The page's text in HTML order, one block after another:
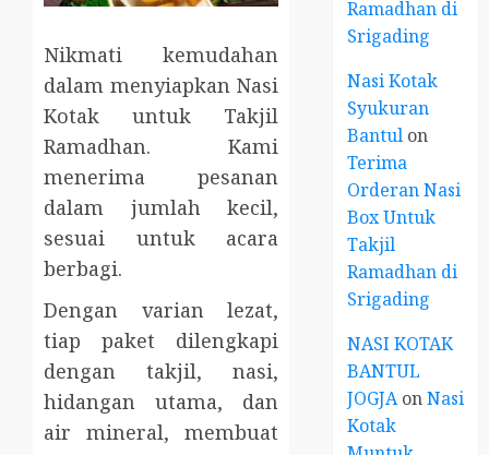
Nikmati kemudahan
dalam menyiapkan Nasi
Kotak untuk Takjil
Ramadhan. Kami
menerima pesanan
dalam jumlah kecil,
sesuai untuk acara
berbagi.
Dengan varian lezat,
tiap paket dilengkapi
dengan takjil, nasi,
hidangan utama, dan
air mineral, membuat
Ramadhan di
Srigading
Nasi Kotak
Syukuran
Bantul on
Terima
Orderan Nasi
Box Untuk
Takjil
Ramadhan di
Srigading
NASI KOTAK
BANTUL
JOGJAonNasi
Kotak